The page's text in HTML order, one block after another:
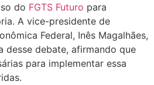
do FGTS Futuro para
A vice-presidente de
Federal, Inês Magalhães,
desse debate, afirmando que
para implementar essa